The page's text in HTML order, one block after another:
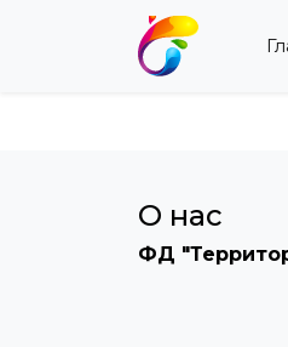
О нас
ФД